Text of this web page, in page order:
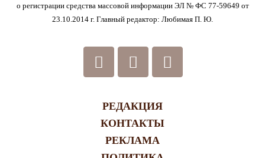
о регистрации средства массовой информации ЭЛ № ФС 77-59649 от
23.10.2014 г. Главный редактор: Любимая П. Ю.
РЕДАКЦИЯ
КОНТАКТЫ
РЕКЛАМА